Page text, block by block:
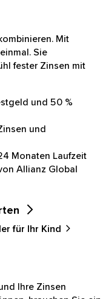
Mit
Sie
fester Zinsen mit
und 50 %
und
Monaten Laufzeit
Allianz Global
für Ihr Kind
Ihre Zinsen